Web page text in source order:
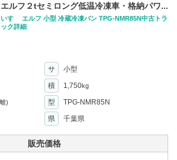
エルフ２tセミロング低温冷凍車・格納パワ...
いすゞ エルフ 小型 冷蔵冷凍バン TPG-NMR85N中古トラ
ック詳細
サ
小型
積 1,750kg
) 型
TPG-NMR85N
県 千葉県
販売価格